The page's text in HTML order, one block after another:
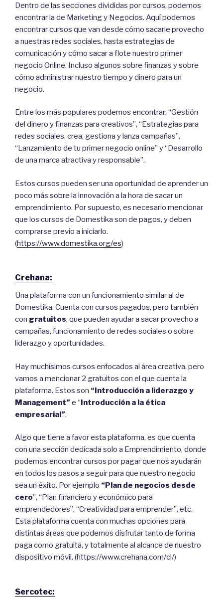
Dentro de las secciones divididas por cursos, podemos
encontrar la de Marketing y Negocios. Aquí podemos
encontrar cursos que van desde cómo sacarle provecho
a nuestras redes sociales, hasta estrategias de
comunicación y cómo sacar a flote nuestro primer
negocio Online. Incluso algunos sobre finanzas y sobre
cómo administrar nuestro tiempo y dinero para un
negocio.
Entre los más populares podemos encontrar: “Gestión
del dinero y finanzas para creativos”, “Estrategias para
redes sociales, crea, gestiona y lanza campañas”,
“Lanzamiento de tu primer negocio online” y “Desarrollo
de una marca atractiva y responsable”.
Estos cursos pueden ser una oportunidad de aprender un
poco más sobre la innovación a la hora de sacar un
emprendimiento. Por supuesto, es necesario mencionar
que los cursos de Domestika son de pagos, y deben
comprarse previo a iniciarlo.
(https://www.domestika.org/es)
Crehana:
Una plataforma con un funcionamiento similar al de
Domestika. Cuenta con cursos pagados, pero también
con gratuitos, que pueden ayudar a sacar provecho a
campañas, funcionamiento de redes sociales o sobre
liderazgo y oportunidades.
Hay muchísimos cursos enfocados al área creativa, pero
vamos a mencionar 2 gratuitos con el que cuenta la
plataforma. Estos son “Introducción a liderazgo y
Management” e “Introducción a la ética
empresarial”.
Algo que tiene a favor esta plataforma, es que cuenta
con una sección dedicada solo a Emprendimiento, donde
podemos encontrar cursos por pagar que nos ayudarán
en todos los pasos a seguir para que nuestro negocio
sea un éxito. Por ejemplo “Plan de negocios desde
cero”, “Plan financiero y económico para
emprendedores”, “Creatividad para emprender”, etc.
Esta plataforma cuenta con muchas opciones para
distintas áreas que podemos disfrutar tanto de forma
paga como gratuita, y totalmente al alcance de nuestro
dispositivo móvil. (https://www.crehana.com/cl/)
Sercotec: